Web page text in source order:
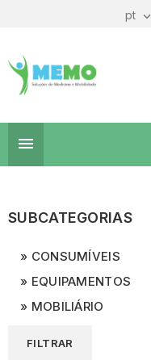
pt 

SUBCATEGORIAS
CONSUMÍVEIS
EQUIPAMENTOS
MOBILIÁRIO
FILTRAR